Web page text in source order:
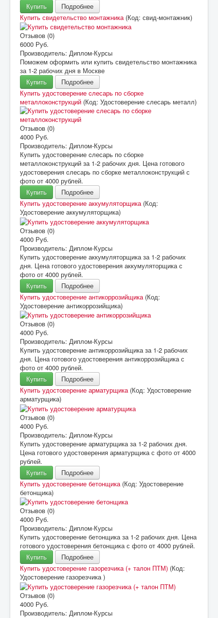
Купить
Подробнее
Купить свидетельство монтажника (Код: свид-монтажник)
Отзывов (0)
6000 Руб.
Производитель: Диплом-Курсы
Поможем оформить или купить свидетельство монтажника
за 1-2 рабочих дня в Москве
Купить
Подробнее
Купить удостоверение cлесарь по сборке
металлоконструкций (Код: Удостоверение слесарь металл)
Отзывов (0)
4000 Руб.
Производитель: Диплом-Курсы
Купить удостоверение cлесарь по сборке
металлоконструкций за 1-2 рабочих дня. Цена готового
удостоверения cлесарь по сборке металлоконструкций с
фото от 4000 рублей.
Купить
Подробнее
Купить удостоверение аккумуляторщика (Код:
Удостоверение аккумуляторщика)
Отзывов (0)
4000 Руб.
Производитель: Диплом-Курсы
Купить удостоверение аккумуляторщика за 1-2 рабочих
дня. Цена готового удостоверения аккумуляторщика с
фото от 4000 рублей.
Купить
Подробнее
Купить удостоверение антикоррозийщика (Код:
Удостоверение антикоррозийщика)
Отзывов (0)
4000 Руб.
Производитель: Диплом-Курсы
Купить удостоверение антикоррозийщика за 1-2 рабочих
дня. Цена готового удостоверения антикоррозийщика с
фото от 4000 рублей.
Купить
Подробнее
Купить удостоверение арматурщика (Код: Удостоверение
арматурщика)
Отзывов (0)
4000 Руб.
Производитель: Диплом-Курсы
Купить удостоверение арматурщика за 1-2 рабочих дня.
Цена готового удостоверения арматурщика с фото от 4000
рублей.
Купить
Подробнее
Купить удостоверение бетонщика (Код: Удостоверение
бетонщика)
Отзывов (0)
4000 Руб.
Производитель: Диплом-Курсы
Купить удостоверение бетонщика за 1-2 рабочих дня. Цена
готового удостоверения бетонщика с фото от 4000 рублей.
Купить
Подробнее
Купить удостоверение газорезчика (+ талон ПТМ) (Код:
Удостоверение газорезчика)
Отзывов (0)
4000 Руб.
Производитель: Диплом-Курсы